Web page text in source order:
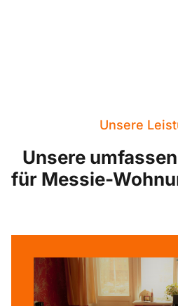
Unsere
Unsere
für Messie-